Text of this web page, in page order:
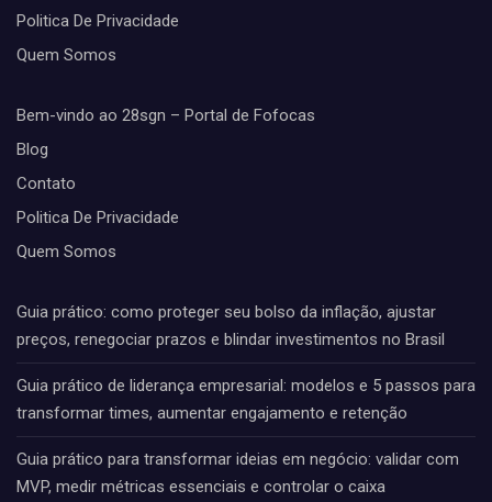
Politica De Privacidade
Quem Somos
Bem-vindo ao 28sgn – Portal de Fofocas
Blog
Contato
Politica De Privacidade
Quem Somos
Guia prático: como proteger seu bolso da inflação, ajustar
preços, renegociar prazos e blindar investimentos no Brasil
Guia prático de liderança empresarial: modelos e 5 passos para
transformar times, aumentar engajamento e retenção
Guia prático para transformar ideias em negócio: validar com
MVP, medir métricas essenciais e controlar o caixa